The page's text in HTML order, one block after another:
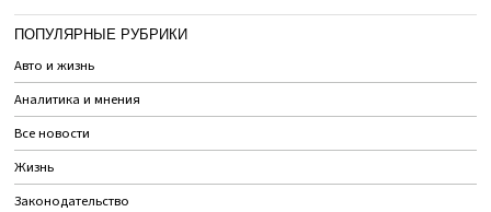
ПОПУЛЯРНЫЕ РУБРИКИ
Авто и жизнь
Аналитика и мнения
Все новости
Жизнь
Законодательство